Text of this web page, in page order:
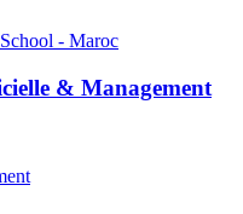
- Maroc
& Management